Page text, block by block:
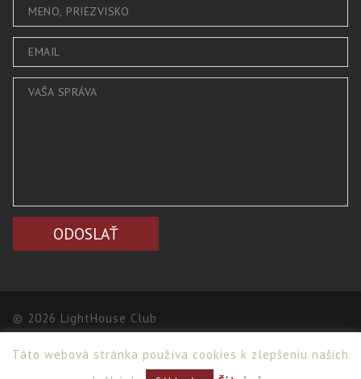
© 2026 LightHouse Club
Webdesign,PPC >
Táto webová stránka používa cookies k zlepšeniu našich